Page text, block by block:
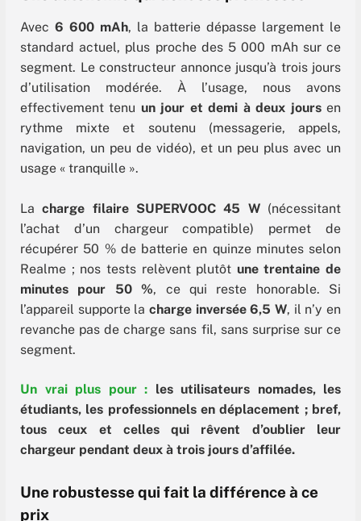
Avec 6 600 mAh, la batterie dépasse largement le
standard actuel, plus proche des 5 000 mAh sur ce
segment. Le constructeur annonce jusqu’à trois jours
d’utilisation modérée. À l’usage, nous avons
effectivement tenu un jour et demi à deux joursen
rythme mixte et soutenu (messagerie, appels,
navigation, un peu de vidéo), et un peu plus avec un
usage « tranquille ».
Lacharge filaire SUPERVOOC 45 W(nécessitant
l’achat d’un chargeur compatible) permet de
récupérer 50 % de batterie en quinze minutes selon
Realme ; nos tests relèvent plutôt une trentaine de
minutes pour 50 %, ce qui reste honorable. Si
l’appareil supporte la charge inversée 6,5 W, il n’y en
revanche pas de charge sans fil, sans surprise sur ce
segment.
Un vrai plus pour : les utilisateurs nomades, les
étudiants, les professionnels en déplacement ; bref,
tous ceux et celles qui rêvent d’oublier leur
chargeur pendant deux à trois jours d’affilée.
Une robustesse qui fait la différence à ce
prix